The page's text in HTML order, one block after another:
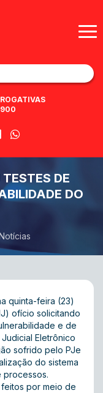
DE
DO
quinta-feira (23)
ofício solicitando
e de
Eletrônico
sofrido pelo PJe
do sistema
processos.
por meio de